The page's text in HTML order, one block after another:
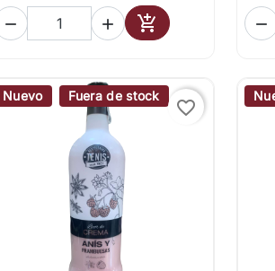
  
Añadir al carrito

Nuevo Fuera de stock
favorite_border